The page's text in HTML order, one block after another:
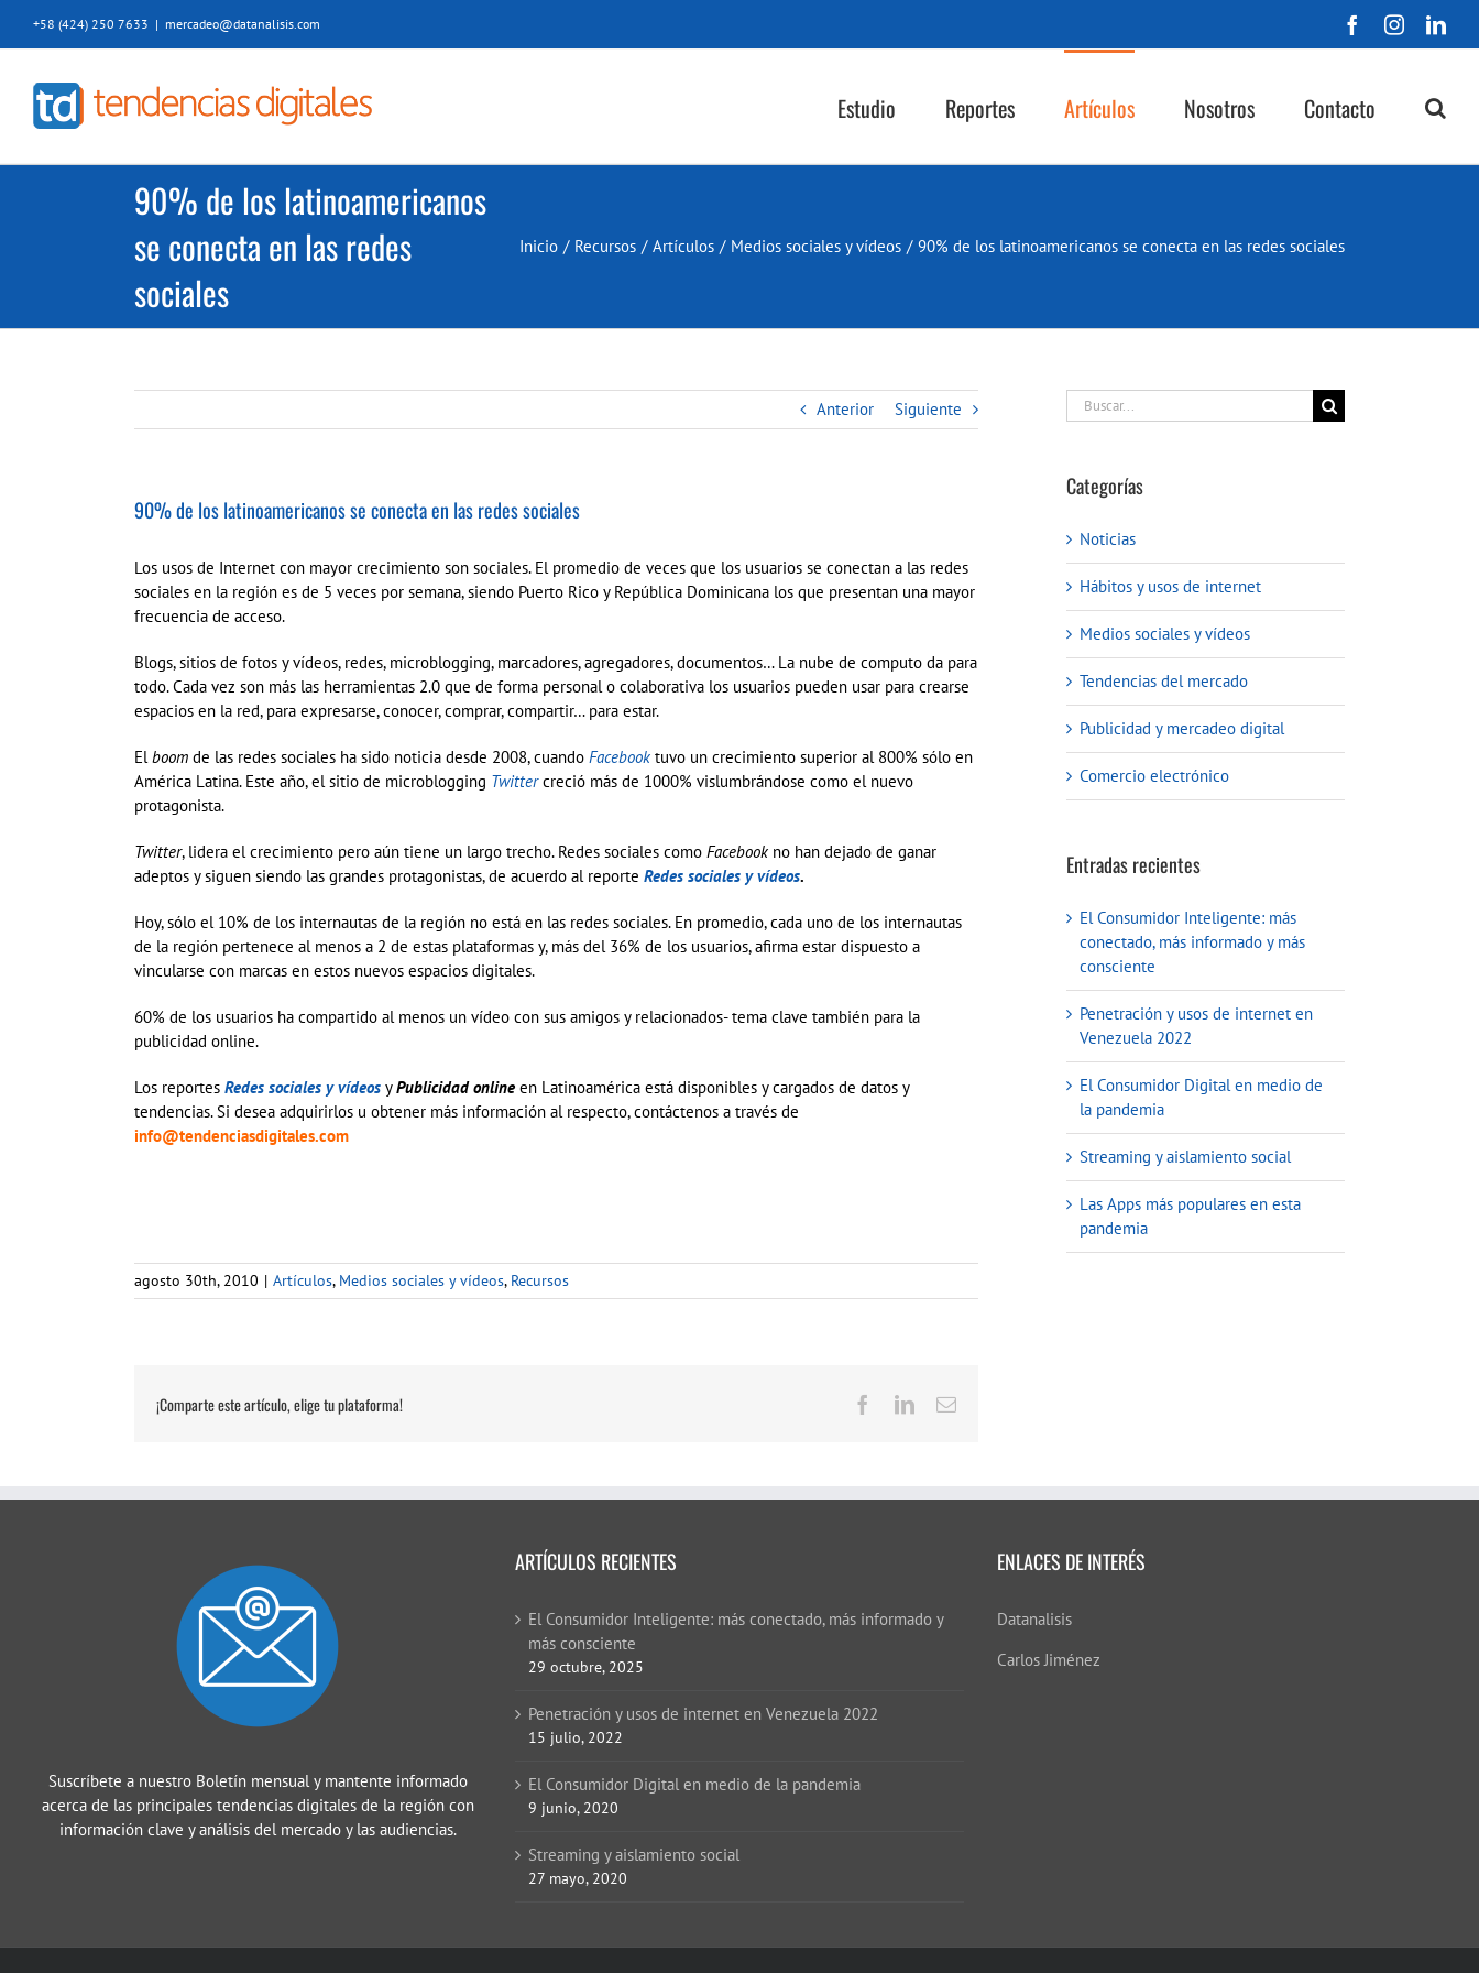
+58 (424) 250 7633 | mercadeo@datanalisis.com Facebook
Estudio Reportes Artículos Nosotros Contacto
90% de los latinoamericanos
se conecta en las redes
sociales
Inicio / Recursos / Artículos / Medios sociales y vídeos / 90% de los latinoamericanos se conecta en las redes sociales
Anterior Siguiente
90% de los latinoamericanos se conecta en las redes sociales
Los usos de Internet con mayor crecimiento son sociales. El promedio de veces que los usuarios se conectan a las redes
sociales en la región es de 5 veces por semana, siendo Puerto Rico y República Dominicana los que presentan una mayor
frecuencia de acceso.
Blogs, sitios de fotos y vídeos, redes, microblogging, marcadores, agregadores, documentos… La nube de computo da para
todo. Cada vez son más las herramientas 2.0 que de forma personal o colaborativa los usuarios pueden usar para crearse
espacios en la red, para expresarse, conocer, comprar, compartir… para estar.
Elboom de las redes sociales ha sido noticia desde 2008, cuando Facebook tuvo un crecimiento superior al 800% sólo en
América Latina. Este año, el sitio de microblogging Twittercreció más de 1000% vislumbrándose como el nuevo
protagonista.
Twitter, lidera el crecimiento pero aún tiene un largo trecho. Redes sociales como Facebook no han dejado de ganar
adeptos y siguen siendo las grandes protagonistas, de acuerdo al reporte Redes sociales y vídeos.
Hoy, sólo el 10% de los internautas de la región no está en las redes sociales. En promedio, cada uno de los internautas
de la región pertenece al menos a 2 de estas plataformas y, más del 36% de los usuarios, afirma estar dispuesto a
vincularse con marcas en estos nuevos espacios digitales.
60% de los usuarios ha compartido al menos un vídeo con sus amigos y relacionados- tema clave también para la
publicidad online.
Los reportes Redes sociales y vídeos yPublicidad online en Latinoamérica está disponibles y cargados de datos y
tendencias. Si desea adquirirlos u obtener más información al respecto, contáctenos a través de
info@tendenciasdigitales.com
agosto 30th, 2010 | Artículos, Medios sociales y vídeos, Recursos
¡Comparte este artículo, elige tu plataforma! Facebook
LinkedInCorreo
Buscar:
Categorías
Noticias
Hábitos y usos de internet
Medios sociales y vídeos
Tendencias del mercado
Publicidad y mercadeo digital
Comercio electrónico
Entradas recientes
El Consumidor Inteligente: más
conectado, más informado y más
consciente
Penetración y usos de internet en
Venezuela 2022
El Consumidor Digital en medio de
la pandemia
Streaming y aislamiento social
Las Apps más populares en esta
pandemia
Suscríbete a nuestro Boletín mensual y mantente informado
acerca de las principales tendencias digitales de la región con
información clave y análisis del mercado y las audiencias.
ARTÍCULOS RECIENTES
El Consumidor Inteligente: más conectado, más informado y
más consciente
29 octubre, 2025
Penetración y usos de internet en Venezuela 2022
15 julio, 2022
El Consumidor Digital en medio de la pandemia
9 junio, 2020
Streaming y aislamiento social
27 mayo, 2020
ENLACES DE INTERÉS
Datanalisis
Carlos Jiménez